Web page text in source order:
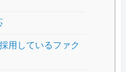
用しているファク